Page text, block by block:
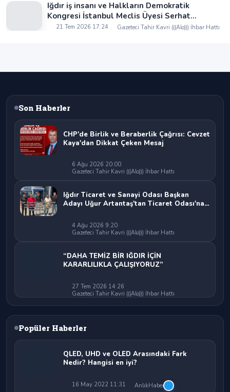
Iğdır iş insanı ve Halkların Demokratik
Kongresi İstanbul Meclis Üyesi Serhat
Kaya’dan Iğdır Tanıtım Günleri’nde birlik ve
21 Tem 2026 17:24 Gazeteci Tahir Kavri (((Alo))) İhbar Hattı
Son Haberler
CHP'de Birlik ve Beraberlik Çağrısı: Cevzet
Kaya'dan Dikkat Çeken Mesaj
6 Ağu 2026 20:00
Gazeteci Tahir Kavri (((Alo))) İhbar Hattı
Iğdır Ticaret ve Sanayi Odası Başkan
Adayı Uğur Artantaş'tan Ticaret Odası'na
Bırakılamaz"
4 Ağu 2026 9:20
Gazeteci Tahir Kavri (((Alo))) İhbar Hattı
“DAHA TEMİZ BİR IĞDIR İÇİN
KARARLILIKLA ÇALIŞIYORUZ”
27 Tem 2026 14:26
Gazeteci Tahir Kavri (((Alo))) İhbar Hattı
Popüler Haberler
QLED, UHD ve OLED Arasındaki Fark
Nedir? Hangisi en iyi?
16 May 2022 11:31 AnlıkHaber